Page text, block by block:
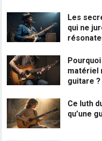
Les
qui ne
matériel
guitare ?
Ce luth
qu’une